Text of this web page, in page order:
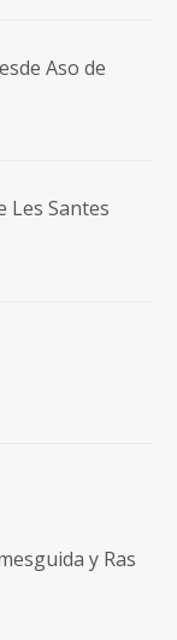
Aso de
Les Santes
y Ras